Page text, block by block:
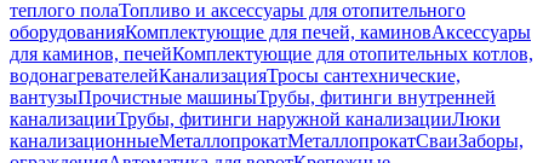
теплого полаТопливо и аксессуары для отопительного
оборудованияКомплектующие для печей, каминовАксессуары
для каминов, печейКомплектующие для отопительных котлов,
водонагревателейКанализацияТросы сантехнические,
вантузыПрочистные машиныТрубы, фитинги внутренней
канализацииТрубы, фитинги наружной канализацииЛюки
канализационныеМеталлопрокатМеталлопрокатСваиЗаборы,